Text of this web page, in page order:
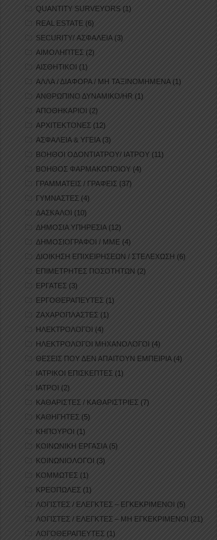
QUANTITY SURVEYORS (1)
REAL ESTATE (6)
SECURITY/ ΑΣΦΑΛΕΙΑ (3)
ΑΙΜΟΛΗΠΤΕΣ (2)
ΑΙΣΘΗΤΙΚΟΙ (1)
ΑΛΛΑ / ΔΙΑΦΟΡΑ / ΜΗ ΤΑΞΙΝΟΜΗΜΕΝΑ (1)
ΑΝΘΡΩΠΙΝΟ ΔΥΝΑΜΙΚΟ/HR (1)
ΑΠΟΘΗΚΑΡΙΟΙ (2)
ΑΡΧΙΤΕΚΤΟΝΕΣ (12)
ΑΣΦΑΛΕΙΑ & ΥΓΕΙΑ(3)
ΒΟΗΘΟΙ ΟΔΟΝΤΙΑΤΡΟΥ/ ΙΑΤΡΟΥ (11)
ΒΟΗΘΟΣ ΦΑΡΜΑΚΟΠΟΙΟΥ (4)
ΓΡΑΜΜΑΤΕΙΣ / ΓΡΑΦΕΙΣ (37)
ΓΥΜΝΑΣΤΕΣ (4)
ΔΑΣΚΑΛΟΙ (10)
ΔΗΜΟΣΙΑ ΥΠΗΡΕΣΙΑ (12)
ΔΗΜΟΣΙΟΓΡΑΦΟΙ / ΜΜΕ (4)
ΔΙΟΙΚΗΣΗ ΕΠΙΧΕΙΡΗΣΕΩΝ / ΣΤΕΛΕΧΩΣΗ (6)
ΕΠΙΜΕΤΡΗΤΕΣ ΠΟΣΟΤΗΤΩΝ (2)
ΕΡΓΑΤΕΣ (3)
ΕΡΓΟΘΕΡΑΠΕΥΤΕΣ (1)
ΖΑΧΑΡΟΠΛΑΣΤΕΣ (1)
ΗΛΕΚΤΡΟΛΟΓΟΙ (4)
ΗΛΕΚΤΡΟΛΟΓΟΙ ΜΗΧΑΝΟΛΟΓΟΙ (4)
ΘΕΣΕΙΣ ΠΟΥ ΔΕΝ ΑΠΑΙΤΟΥΝ ΕΜΠΕΙΡΙΑ(4)
ΙΑΤΡΙΚΟΙ ΕΠΙΣΚΕΠΤΕΣ (1)
ΙΑΤΡΟΙ (2)
ΚΑΘΑΡΙΣΤΕΣ / ΚΑΘΑΡΙΣΤΡΙΕΣ (7)
ΚΑΘΗΓΗΤΕΣ (5)
ΚΗΠΟΥΡΟΙ (1)
ΚΟΙΝΩΝΙΚΗ ΕΡΓΑΣΙΑ (5)
ΚΟΙΝΩΝΙΟΛΟΓΟΙ (3)
ΚΟΜΜΩΤΕΣ (1)
ΚΡΕΟΠΩΛΕΣ (1)
ΛΟΓΙΣΤΕΣ / ΕΛΕΓΚΤΕΣ – ΕΓΚΕΚΡΙΜΕΝΟΙ (5)
ΛΟΓΙΣΤΕΣ / ΕΛΕΓΚΤΕΣ – ΜΗ ΕΓΚΕΚΡΙΜΕΝΟΙ (21)
ΛΟΓΟΘΕΡΑΠΕΥΤΕΣ (1)